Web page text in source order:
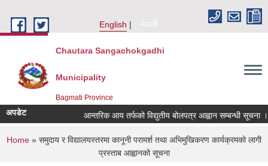
English
नेपाली
Chautara Sangachokgadhi
Municipality
Bagmati Province
अपडेट आन्तरिक आय तर्फको विद्युतीय बोलपत्र आह्वान सम्बन्धी सूचना ।
You are here
Home » समुदाय र विद्यालयस्तरमा कानूनी परामर्श तथा अभिमुखिकरण कार्यक्रमको लागी
प्रस्ताब आह्वानको सूचना